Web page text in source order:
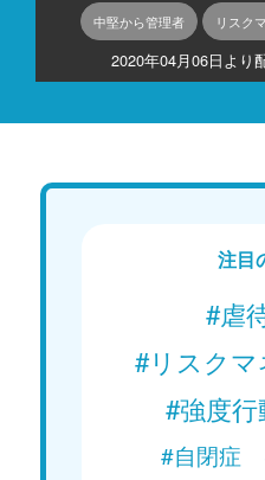
中堅から管理者 リスク
2020年04月06日より
注目
#虐
#リスクマ
#強度
#自閉症